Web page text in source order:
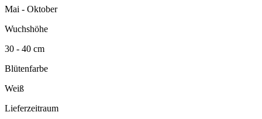
Mai - Oktober
Wuchshöhe
30 - 40 cm
Blütenfarbe
Weiß
Lieferzeitraum